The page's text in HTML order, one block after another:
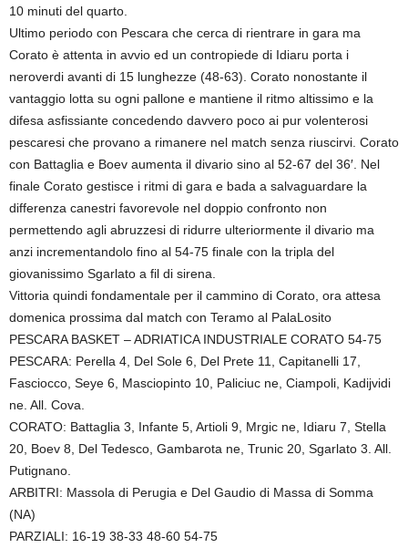
10 minuti del quarto.
Ultimo periodo con Pescara che cerca di rientrare in gara ma
Corato è attenta in avvio ed un contropiede di Idiaru porta i
neroverdi avanti di 15 lunghezze (48-63). Corato nonostante il
vantaggio lotta su ogni pallone e mantiene il ritmo altissimo e la
difesa asfissiante concedendo davvero poco ai pur volenterosi
pescaresi che provano a rimanere nel match senza riuscirvi. Corato
con Battaglia e Boev aumenta il divario sino al 52-67 del 36′. Nel
finale Corato gestisce i ritmi di gara e bada a salvaguardare la
differenza canestri favorevole nel doppio confronto non
permettendo agli abruzzesi di ridurre ulteriormente il divario ma
anzi incrementandolo fino al 54-75 finale con la tripla del
giovanissimo Sgarlato a fil di sirena.
Vittoria quindi fondamentale per il cammino di Corato, ora attesa
domenica prossima dal match con Teramo al PalaLosito
PESCARA BASKET – ADRIATICA INDUSTRIALE CORATO 54-75
PESCARA: Perella 4, Del Sole 6, Del Prete 11, Capitanelli 17,
Fasciocco, Seye 6, Masciopinto 10, Paliciuc ne, Ciampoli, Kadijvidi
ne. All. Cova.
CORATO: Battaglia 3, Infante 5, Artioli 9, Mrgic ne, Idiaru 7, Stella
20, Boev 8, Del Tedesco, Gambarota ne, Trunic 20, Sgarlato 3. All.
Putignano.
ARBITRI: Massola di Perugia e Del Gaudio di Massa di Somma
(NA)
PARZIALI: 16-19 38-33 48-60 54-75